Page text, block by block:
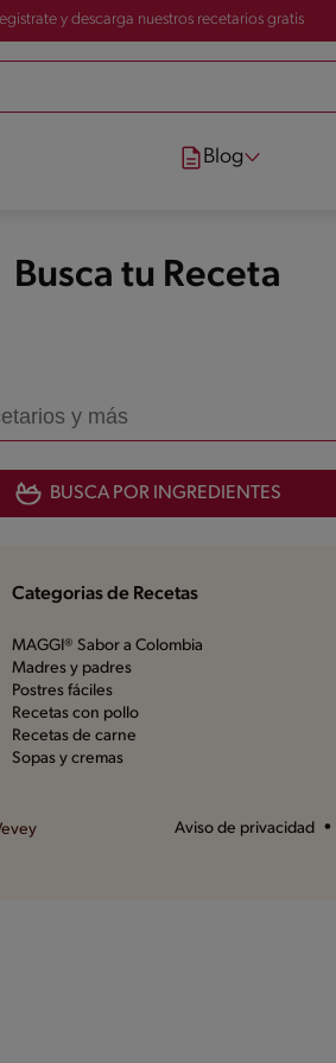
y descarga nuestros recetarios gratis
Blog
Busca tu Receta
BUSCA POR INGREDIENTES
Categorias de Recetas
MAGGI® Sabor a Colombia
Madres y padres
Postres fáciles
Recetas con pollo
Recetas de carne
Sopas y cremas
Aviso de privacidad